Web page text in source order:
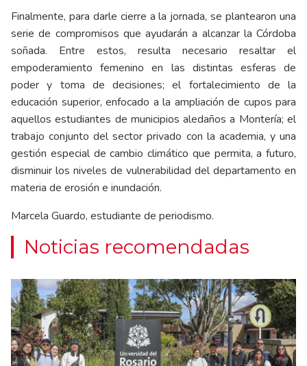
Finalmente, para darle cierre a la jornada, se plantearon una
serie de compromisos que ayudarán a alcanzar la Córdoba
soñada. Entre estos, resulta necesario resaltar el
empoderamiento femenino en las distintas esferas de
poder y toma de decisiones; el fortalecimiento de la
educación superior, enfocado a la ampliación de cupos para
aquellos estudiantes de municipios aledaños a Montería; el
trabajo conjunto del sector privado con la academia, y una
gestión especial de cambio climático que permita, a futuro,
disminuir los niveles de vulnerabilidad del departamento en
materia de erosión e inundación.
Marcela Guardo, estudiante de periodismo.
Noticias recomendadas